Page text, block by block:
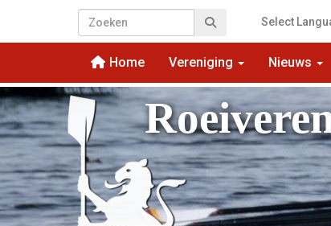
Select
Home Vereniging Nieuws